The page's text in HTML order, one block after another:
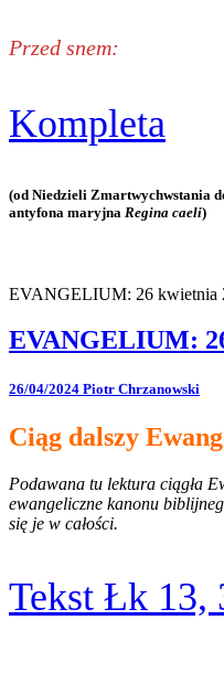
Przed snem:
Kompleta
(od Niedzieli Zmartwychwstania
antyfona maryjna Regina caeli)
EVANGELIUM: 26 kwietnia
EVANGELIUM:
26/04/2024 Piotr Chrzanowski
Ciąg dalszy
Podawana tu lektura ciągła
ewangeliczne kanonu
się je w całości.
Tekst Łk 13,